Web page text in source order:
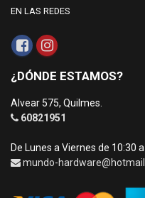
EN LAS REDES
¿DÓNDE ESTAMOS?
Alvear 575, Quilmes.
60821951
De Lunes a Viernes de 10:30
mundo-